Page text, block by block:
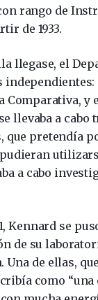
rango de
de 1933.
llegase, el
Comparativa,
llevaba a
pretendía
a cabo
Kennard se
de su
Una de ellas,
como